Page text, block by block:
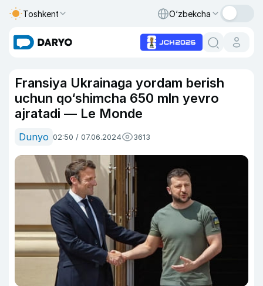
Toshkent O‘zbekcha
Fransiya Ukrainaga yordam berish
uchun qo‘shimcha 650 mln yevro
ajratadi — Le Monde
Dunyo 02:50 / 07.06.2024 3613